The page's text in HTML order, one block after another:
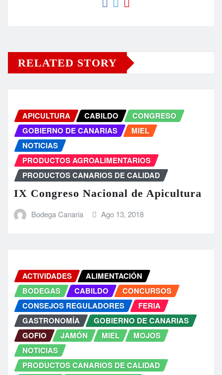
RELATED STORY
APICULTURA CABILDO
CONGRESO
GOBIERNO DE CANARIAS
MIEL
NOTICIAS
PRODUCTOS AGROALIMENTARIOS
PRODUCTOS CANARIOS DE CALIDAD
IX Congreso Nacional de Apicultura
Bodega Canaria Ago 13, 2018
ACTIVIDADES
ALIMENTACIÓN
BODEGAS
CABILDO
CONCURSOS
CONSEJOS REGULADORES
FERIA
GASTRONOMÍA
GOBIERNO DE CANARIAS
GOFIO
JAMÓN MIEL
MOJOS
NOTICIAS
PRODUCTOS CANARIOS DE CALIDAD